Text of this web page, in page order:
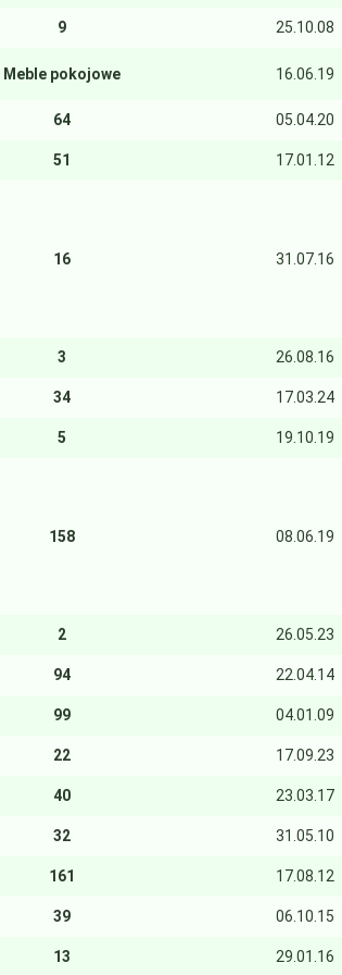
9 25.10.08
Meble pokojowe 16.06.19
64 05.04.20
51 17.01.12
16 31.07.16
3 26.08.16
34 17.03.24
5 19.10.19
158 08.06.19
2 26.05.23
94 22.04.14
99 04.01.09
22 17.09.23
40 23.03.17
32 31.05.10
161 17.08.12
39 06.10.15
13 29.01.16